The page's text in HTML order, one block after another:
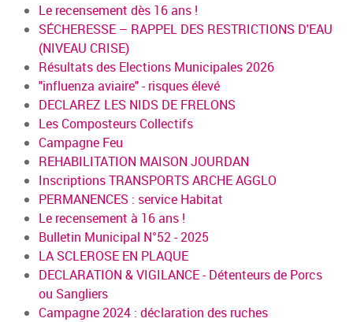
Le recensement dès 16 ans !
SÉCHERESSE – RAPPEL DES RESTRICTIONS D'EAU
(NIVEAU CRISE)
Résultats des Elections Municipales 2026
"influenza aviaire" - risques élevé
DECLAREZ LES NIDS DE FRELONS
Les Composteurs Collectifs
Campagne Feu
REHABILITATION MAISON JOURDAN
Inscriptions TRANSPORTS ARCHE AGGLO
PERMANENCES : service Habitat
Le recensement à 16 ans !
Bulletin Municipal N°52 - 2025
LA SCLEROSE EN PLAQUE
DECLARATION & VIGILANCE - Détenteurs de Porcs
ou Sangliers
Campagne 2024 : déclaration des ruches